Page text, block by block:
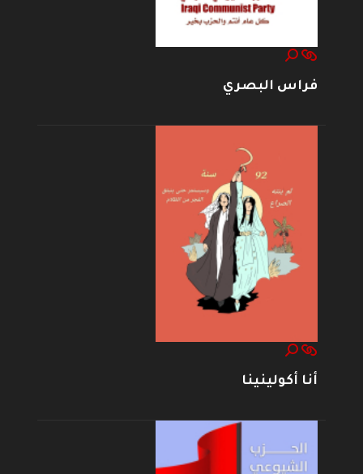
فراس البصري
أنا أكولينينا